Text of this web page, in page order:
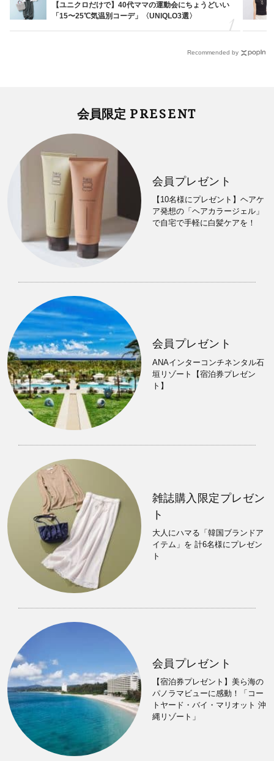
【ユニクロだけで】40代ママの運動会にちょうどいい
「15〜25℃気温別コーデ」〈UNIQLO3選〉
Recommended by
会員限定 PRESENT
会員プレゼント
【10名様にプレゼント】ヘアケ
ア発想の「ヘアカラージェル」
で自宅で手軽に白髪ケアを！
会員プレゼント
ANAインターコンチネンタル石
垣リゾート【宿泊券プレゼン
ト】
雑誌購入限定プレゼン
ト
大人にハマる「韓国ブランドア
イテム」を 計6名様にプレゼン
ト
会員プレゼント
【宿泊券プレゼント】美ら海の
パノラマビューに感動！「コー
トヤード・バイ・マリオット 沖
縄リゾート」